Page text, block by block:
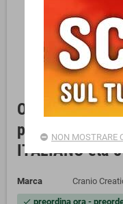
ORCHID
per BOTANY
ITALIANO età
Marca Cranio
check preordina ora -
NON MOSTRARE